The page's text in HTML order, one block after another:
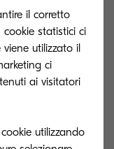
in una
la
dimensioni, in
il corretto
statistici ci
utilizzato il
ci
ai visitatori
utilizzando